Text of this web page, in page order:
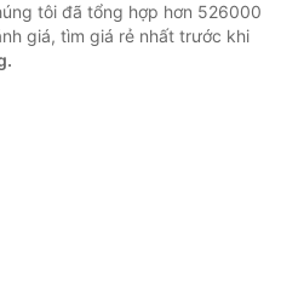
tôi đã tổng hợp hơn 526000
giá, tìm giá rẻ nhất trước khi